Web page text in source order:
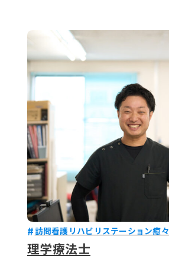
お知らせ
ENTRY
訪問看護リハビリステーション癒々
理学療法士